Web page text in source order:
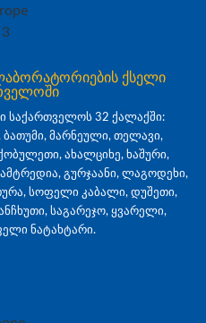
ქსელი
32 ქალაქში:
ბათუმი, მარნეული, თელავი,
ახალციხე, ხაშური,
გურჯაანი, ლაგოდეხი,
სოფელი კაბალი, დუშეთი,
საგარეჯო, ყვარელი,
ნატახტარი.